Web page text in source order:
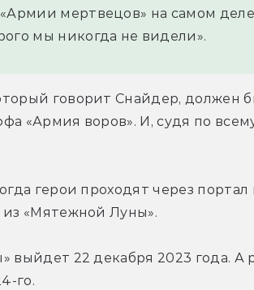
мертвецов» на самом
мы никогда не видели».
говорит Снайдер, должен
«Армия воров». И, судя по
герои проходят через
«Мятежной Луны».
выйдет 22 декабря 2023 года. А
го.